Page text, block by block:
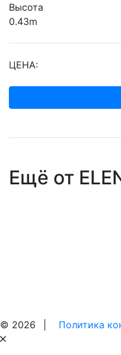
Высота
0.43m
ЦЕНА:
Ещё от
© 2026 Политика